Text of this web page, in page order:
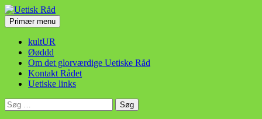
Hop
til
indhold
Uetisk Råd
SøgPrimær menu
kultUR
Øøddd
Om det glorværdige Uetiske Råd
Kontakt Rådet
Uetiske links
Søg
efter: